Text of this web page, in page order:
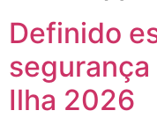
Definido
segurança
Ilha 2026